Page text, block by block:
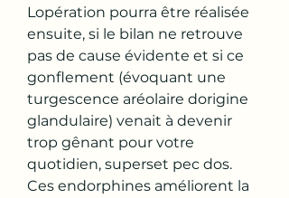
Lopération pourra être réalisée
ensuite, si le bilan ne retrouve
pas de cause évidente et si ce
gonflement (évoquant une
turgescence aréolaire dorigine
glandulaire) venait à devenir
trop gênant pour votre
quotidien, superset pec dos.
Ces endorphines améliorent la